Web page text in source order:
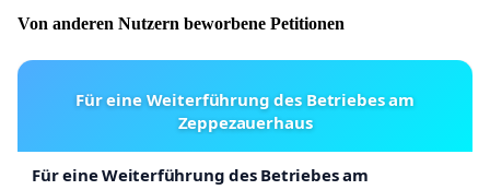
Von anderen Nutzern beworbene Petitionen
Für eine Weiterführung des Betriebes am
Zeppezauerhaus
Für eine Weiterführung des Betriebes am